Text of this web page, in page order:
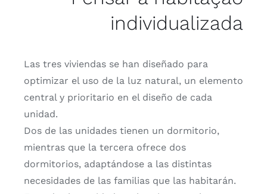
individualizada
Las tres viviendas se han diseñado para
optimizar el uso de la luz natural, un elemento
central y prioritario en el diseño de cada
unidad.
Dos de las unidades tienen un dormitorio,
mientras que la tercera ofrece dos
dormitorios, adaptándose a las distintas
necesidades de las familias que las habitarán.